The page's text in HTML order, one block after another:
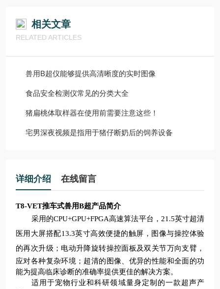
相关文章
RELATED ARTICLES
兽用B超仪能够提供高清晰度的实时图像
食品安全检测仪常见的分类大全
猪扁桃体取样器在使用前需要注意这些！
宅男深夜视频是指用于猪仔断奶后的饲养设备
详细介绍 在线留言
T8-VET推车式兽用B超产品简介
采用的CPU+GPU+FPGA高速算法平台，21.5英寸超清
医用大屏搭配13.3英寸高效便捷的触屏，图像与操控体验
的再次升级 ； 电动升降旋转操控面板及双关节万向支臂，
应对各种复杂环境 ； 超清的图像、优异的性能和全面的功
能为提高临床诊断的准确率提供更佳的解决方案。
适用于宠物行业和科研领域量身定制的一款超声产